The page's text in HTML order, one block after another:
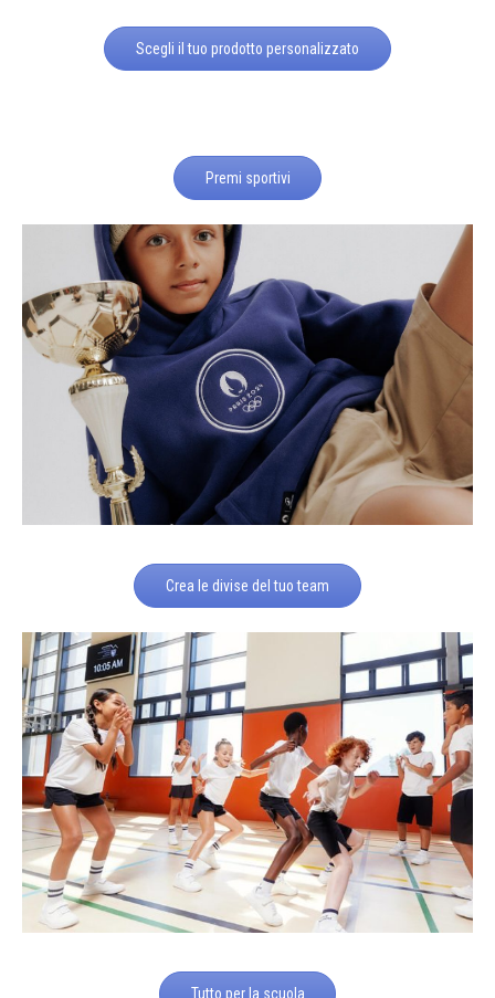
Scegli il tuo prodotto personalizzato
Premi sportivi
Crea le divise del tuo team
Tutto per la scuola